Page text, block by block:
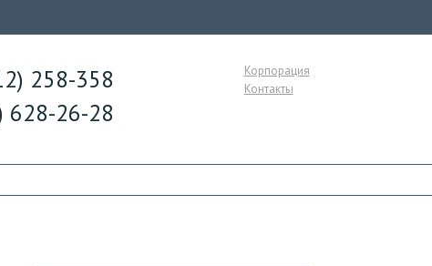
Корпорация
Контакты
258-358
628-26-28